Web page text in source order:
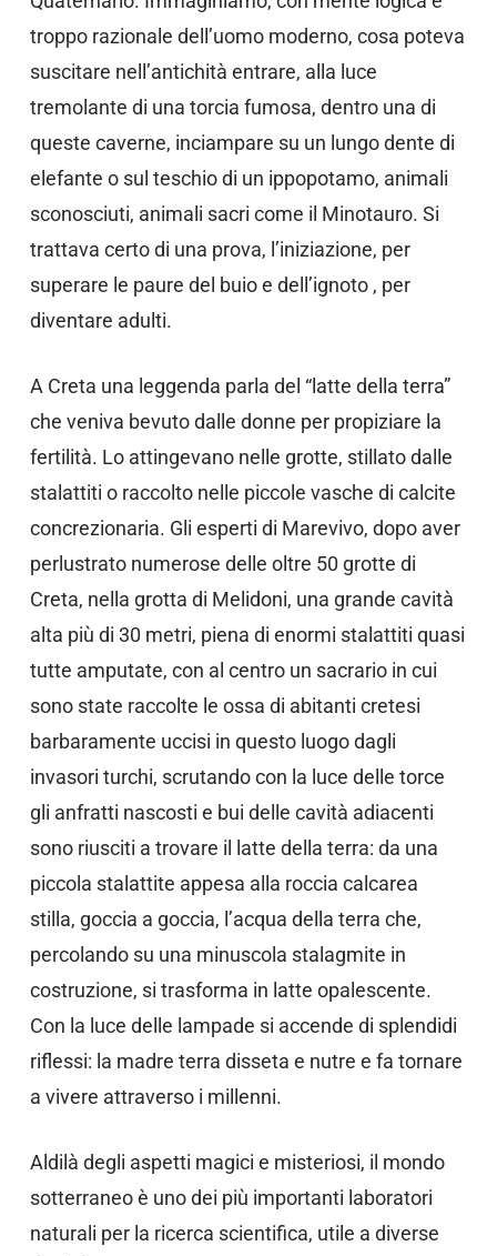
troppo razionale dell’uomo moderno, cosa poteva
suscitare nell’antichità entrare, alla luce
tremolante di una torcia fumosa, dentro una di
queste caverne, inciampare su un lungo dente di
elefante o sul teschio di un ippopotamo, animali
sconosciuti, animali sacri come il Minotauro. Si
trattava certo di una prova, l’iniziazione, per
superare le paure del buio e dell’ignoto , per
diventare adulti.
A Creta una leggenda parla del “latte della terra”
che veniva bevuto dalle donne per propiziare la
fertilità. Lo attingevano nelle grotte, stillato dalle
stalattiti o raccolto nelle piccole vasche di calcite
concrezionaria. Gli esperti di Marevivo, dopo aver
perlustrato numerose delle oltre 50 grotte di
Creta, nella grotta di Melidoni, una grande cavità
alta più di 30 metri, piena di enormi stalattiti quasi
tutte amputate, con al centro un sacrario in cui
sono state raccolte le ossa di abitanti cretesi
barbaramente uccisi in questo luogo dagli
invasori turchi, scrutando con la luce delle torce
gli anfratti nascosti e bui delle cavità adiacenti
sono riusciti a trovare il latte della terra: da una
piccola stalattite appesa alla roccia calcarea
stilla, goccia a goccia, l’acqua della terra che,
percolando su una minuscola stalagmite in
costruzione, si trasforma in latte opalescente.
Con la luce delle lampade si accende di splendidi
riflessi: la madre terra disseta e nutre e fa tornare
a vivere attraverso i millenni.
Aldilà degli aspetti magici e misteriosi, il mondo
sotterraneo è uno dei più importanti laboratori
naturali per la ricerca scientifica, utile a diverse